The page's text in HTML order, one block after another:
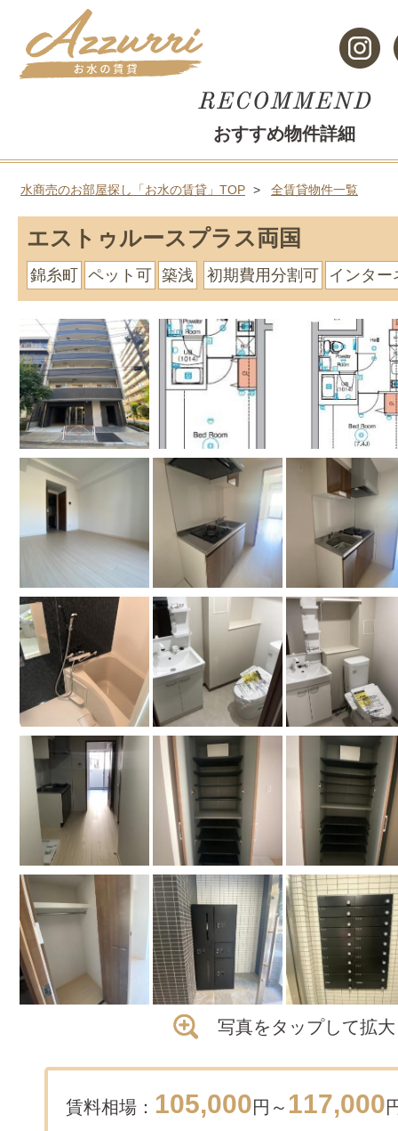
おすすめ物件詳細
水商売のお部屋探し「お水の賃貸」TOP 全賃貸物件一覧
エストゥルースプラス両国
錦糸町 ペット可 築浅 初期費用分割可 インター
写真をタップして拡大
賃料相場： 105,000円～ 117,000